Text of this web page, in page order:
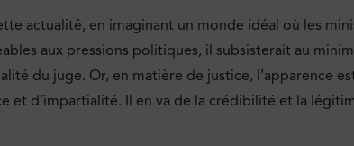
actualité, en imaginant un monde idéal où les
aux pressions politiques, il subsisterait au
du juge. Or, en matière de justice, l’apparence
et d’impartialité. Il en va de la crédibilité et la